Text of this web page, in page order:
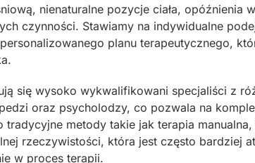
nienaturalne pozycje ciała, opóźnienia
czynności. Stawiamy na indywidualne
planu terapeutycznego,
się wysoko wykwalifikowani specjaliści z
oraz psycholodzy, co pozwala na
metody takie jak terapia
rzeczywistości, która jest często bardziej
w proces terapii.